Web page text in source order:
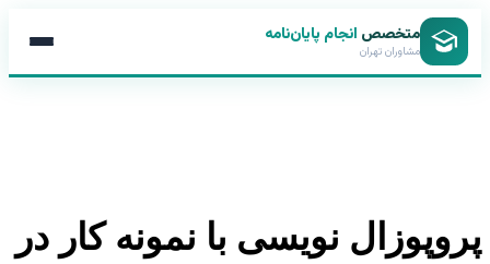
متخصصانجام پایان‌نامه
مشاوران تهران
نویسی با نمونه کار در